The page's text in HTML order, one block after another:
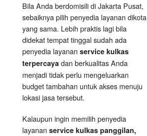
Bila Anda berdomisili di Jakarta Pusat,
sebaiknya pilih penyedia layanan dikota
yang sama. Lebih praktis lagi bila
didekat tempat tinggal sudah ada
penyedia layanan service kulkas
terpercaya dan berkualitas Anda
menjadi tidak perlu mengeluarkan
budget tambahan untuk akses menuju
lokasi jasa tersebut.
Kalaupun ingin memilih penyedia
layanan service kulkas panggilan,